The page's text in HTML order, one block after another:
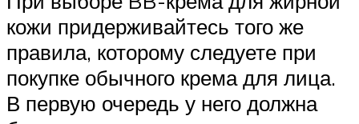
кожи придерживайтесь того же
правила, которому следуете при
покупке обычного крема для лица.
В первую очередь у него должна